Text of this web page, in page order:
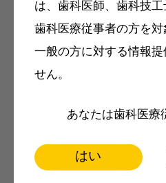
は、歯科医師、歯科技
歯科医療従事者の方を対
一般の方に対する情報提
せん。
あなたは歯科医療
はい
メリット